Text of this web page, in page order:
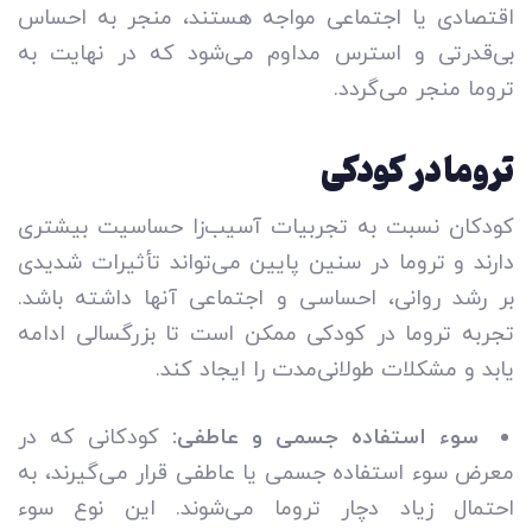
اقتصادی یا اجتماعی مواجه هستند، منجر به احساس
بی‌قدرتی و استرس مداوم می‌شود که در نهایت به
تروما منجر می‌گردد.
تروما در کودکی
کودکان نسبت به تجربیات آسیب‌زا حساسیت بیشتری
دارند و تروما در سنین پایین می‌تواند تأثیرات شدیدی
بر رشد روانی، احساسی و اجتماعی آنها داشته باشد.
تجربه تروما در کودکی ممکن است تا بزرگسالی ادامه
یابد و مشکلات طولانی‌مدت را ایجاد کند.
سوء استفاده جسمی و عاطفی: کودکانی که در
معرض سوء استفاده جسمی یا عاطفی قرار می‌گیرند، به
احتمال زیاد دچار تروما می‌شوند. این نوع سوء